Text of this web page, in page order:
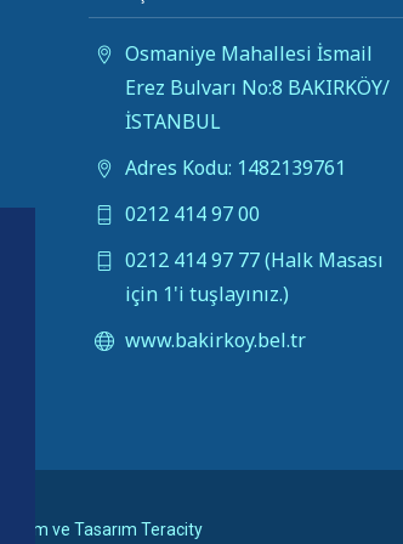
Osmaniye Mahallesi İsmail
Erez Bulvarı No:8 BAKIRKÖY/
İSTANBUL
Adres Kodu: 1482139761
0212 414 97 00
0212 414 97 77 (Halk Masası
için 1'i tuşlayınız.)
www.bakirkoy.bel.tr
Yazılım ve Tasarım Teracity